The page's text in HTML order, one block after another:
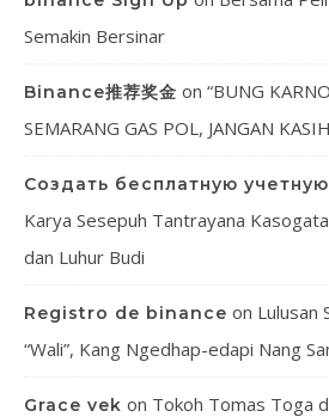
Semakin Bersinar
Binance推荐奖金 on “BUNG
SEMARANG GAS POL, JANGAN
Создать бесплатную
Karya Sesepuh Tantrayana
dan Luhur Budi
Registro de binance on Lulusan
“Wali”, Kang Ngedhap-edapi Nang
Grace vek on Tokoh Tomas Toga